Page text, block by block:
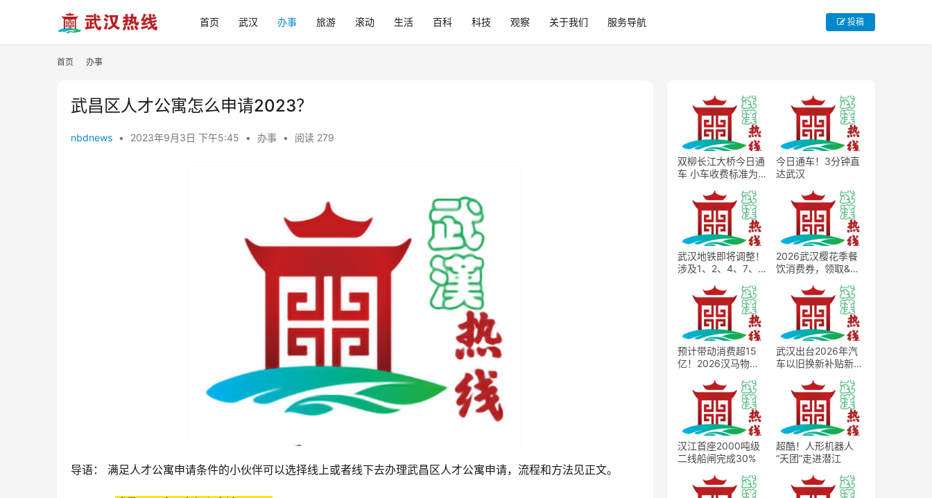
首页 武汉 办事 旅游 滚动 生活 百科 科技 观察 关于我们 服务导航 投稿
首页 办事
武昌区人才公寓怎么申请2023？
nbdnews • 2023年9月3日 下午5:45 • 办事 • 阅读 279
导语： 满足人才公寓申请条件的小伙伴可以选择线上或者线下去办理武昌区人才公寓申请，流程和方法见正文。
双柳长江大桥今日通
车 小车收费标准为
今日通车！3分钟直
达武汉
武汉地铁即将调整！
涉及1、2、4、7、8
2026武汉樱花季餐
饮消费券，领取&使
预计带动消费超15
亿！2026汉马物资
武汉出台2026年汽
车以旧换新补贴新
撬动车市消费扩容
汉江首座2000吨级
二线船闸完成30%
超酷！人形机器人
“天团”走进潜江